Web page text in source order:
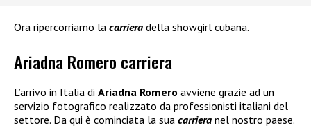
Ora ripercorriamo la carriera della showgirl cubana.
Ariadna Romero carriera
L’arrivo in Italia di Ariadna Romero avviene grazie ad un
servizio fotografico realizzato da professionisti italiani del
settore. Da qui è cominciata la sua carriera nel nostro paese.